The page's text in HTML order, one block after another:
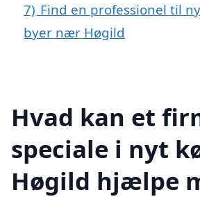
7) Find en professionel til
byer nær Høgild
Hvad kan et
speciale i nyt
Høgild hjælpe